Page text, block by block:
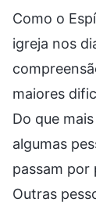
Como o
igreja nos
maiores
Do que
algumas
passam por
Outras